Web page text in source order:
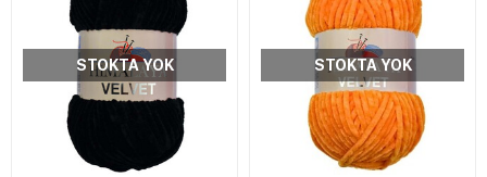
STOKTA YOK STOKTA YOK